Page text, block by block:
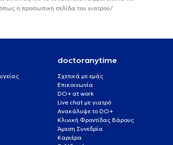
η προσωπική σελίδα του γιατρού/
doctoranytime
Σχετικά με εμάς
Επικοινωνία
DO+ at work
Live chat με γιατρό
Ανακάλυψε το DO+
Κλινική Φροντίδας Βάρους
Άμεση Συνεδρία
Καριέρα